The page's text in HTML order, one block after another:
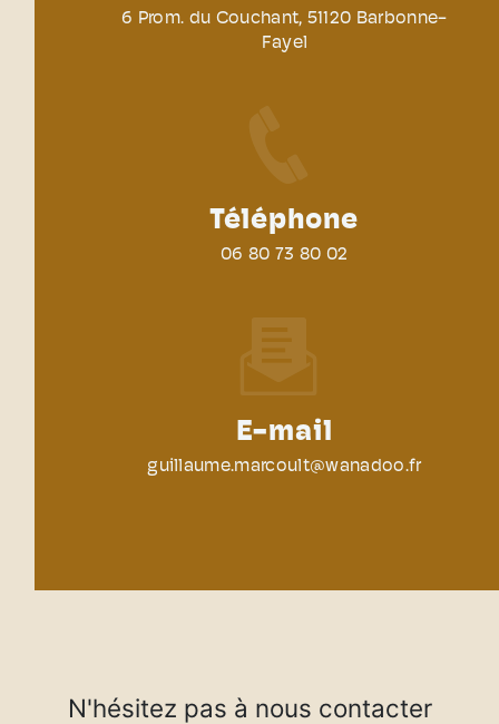
6 Prom. du Couchant, 51120 Barbonne-
Fayel
Téléphone
06 80 73 80 02
E-mail
guillaume.marcoult@wanadoo.fr
N'hésitez pas à nous contacter